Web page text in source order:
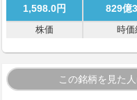
1,598.0円 829億
株価 時価
この銘柄を見た